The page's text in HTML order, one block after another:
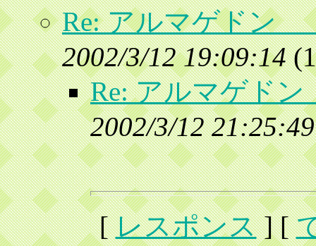
Re: アルマゲドン
2002/3/12 19:09:14(
Re: アルマゲド
2002/3/12 21:25:49
[レスポンス] [